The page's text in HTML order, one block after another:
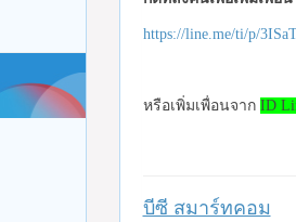
https://line.me/ti/p/
หรือเพิ่มเพื่อนจาก ID
บีซี สมาร์ทคอม